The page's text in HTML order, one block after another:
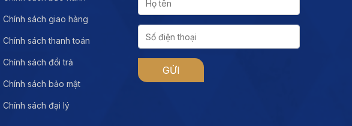
Chính sách giao hàng
Chính sách thanh toán
Chính sách đổi trả
Chính sách bảo mật
Chính sách đại lý